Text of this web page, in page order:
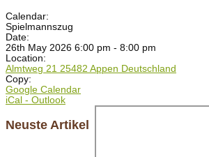
Calendar:
Spielmannszug
Date:
26th May 2026 6:00 pm - 8:00 pm
Location:
Almtweg 21 25482 Appen Deutschland
Copy:
Google Calendar
iCal - Outlook
Neuste Artikel